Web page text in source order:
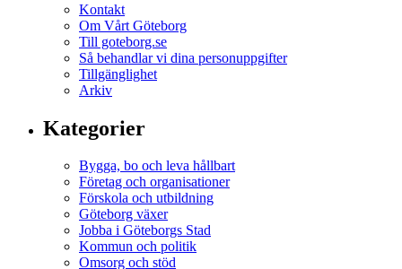
Kontakt
Om Vårt Göteborg
Till goteborg.se
Så behandlar vi dina personuppgifter
Tillgänglighet
Arkiv
Kategorier
Bygga, bo och leva hållbart
Företag och organisationer
Förskola och utbildning
Göteborg växer
Jobba i Göteborgs Stad
Kommun och politik
Omsorg och stöd